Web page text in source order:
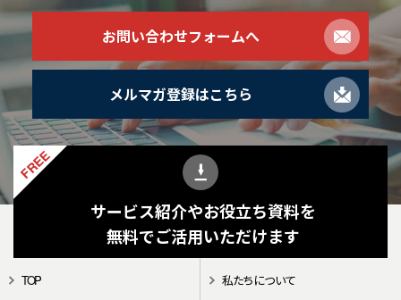
お問い合わせフォームへ
メルマガ登録はこちら
FREE
サービス紹介やお役立ち資料を
無料でご活用いただけます
TOP 私たちについて